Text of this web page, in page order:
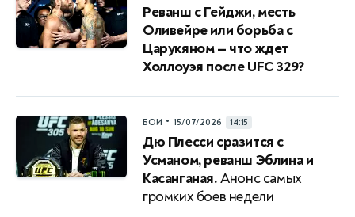
Реванш с Гейджи, месть
Оливейре или борьба с
Царукяном — что ждет
Холлоуэя после UFC 329?
БОИ • 15/07/2026 14:15
Дю Плесси сразится с
Усманом, реванш Эблина и
Касанганая.Анонс самых
громких боев недели